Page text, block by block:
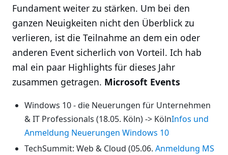
Fundament weiter zu stärken. Um bei den
ganzen Neuigkeiten nicht den Überblick zu
verlieren, ist die Teilnahme an dem ein oder
anderen Event sicherlich von Vorteil. Ich hab
mal ein paar Highlights für dieses Jahr
zusammen getragen. Microsoft Events
Windows 10 - die Neuerungen für Unternehmen
& IT Professionals (18.05. Köln) -> KölnInfos und
Anmeldung Neuerungen Windows 10
TechSummit: Web & Cloud (05.06. Anmeldung MS